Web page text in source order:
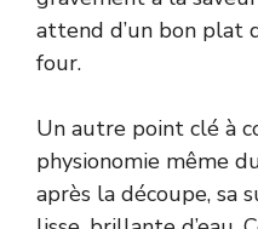
attend d’un bon plat
four.
Un autre point clé à
physionomie même
après la découpe, sa